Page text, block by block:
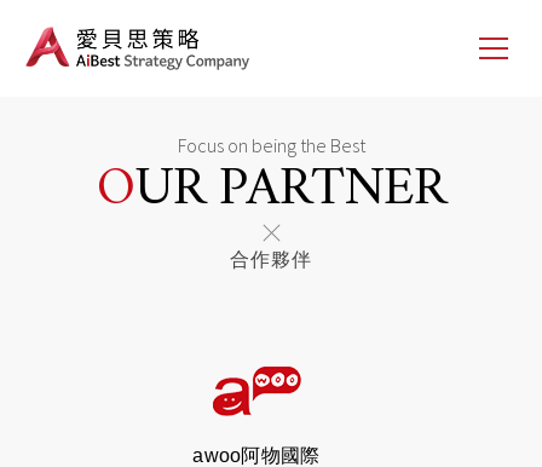
Focus on being the Best
OUR PARTNER
合作夥伴
awoo阿物國際